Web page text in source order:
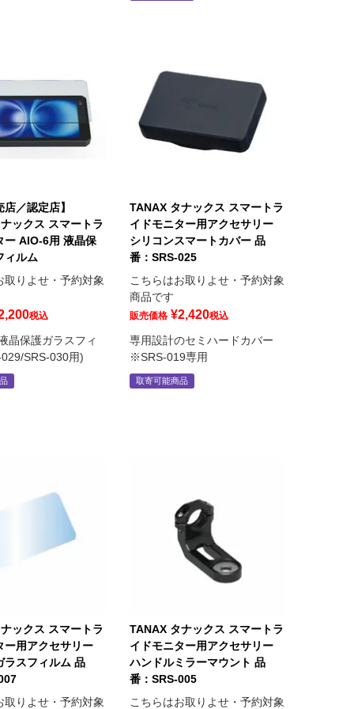
／認定店】
ックス スマートラ
ー AIO-6用 液晶保
ィルム
取りよせ・予約対象
税込
晶保護ガラスフィ
SRS-030用)
TANAX タナックス スマートラ
イドモニター用アクセサリー
シリコンスマートカバー 品
番：SRS-025
こちらはお取りよせ・予約対象
商品です
販売価格 ¥2,420税込
専用設計のセミハードカバー
※SRS-019専用
取寄可能商品
ックス スマートラ
ー用アクセサリー
ラスフィルム 品
取りよせ・予約対象
TANAX タナックス スマートラ
イドモニター用アクセサリー
ハンドルミラーマウント 品
番：SRS-005
こちらはお取りよせ・予約対象